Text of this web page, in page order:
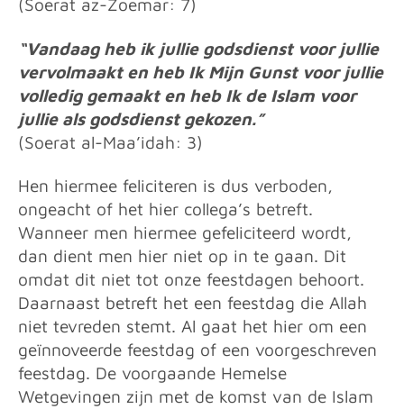
(Soerat az-Zoemar: 7)
“Vandaag heb ik jullie godsdienst voor jullie
vervolmaakt en heb Ik Mijn Gunst voor jullie
volledig gemaakt en heb Ik de Islam voor
jullie als godsdienst gekozen.”
(Soerat al-Maa’idah: 3)
Hen hiermee feliciteren is dus verboden,
ongeacht of het hier collega’s betreft.
Wanneer men hiermee gefeliciteerd wordt,
dan dient men hier niet op in te gaan. Dit
omdat dit niet tot onze feestdagen behoort.
Daarnaast betreft het een feestdag die Allah
niet tevreden stemt. Al gaat het hier om een
geïnnoveerde feestdag of een voorgeschreven
feestdag. De voorgaande Hemelse
Wetgevingen zijn met de komst van de Islam